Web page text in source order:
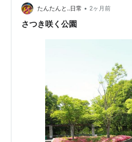
ぽろと花を落とす。まるでマ ジッ
のよう。 初夏の木漏れ日がどこ…
たんたんと..日常 • 2ヶ月前
さつき咲く公園